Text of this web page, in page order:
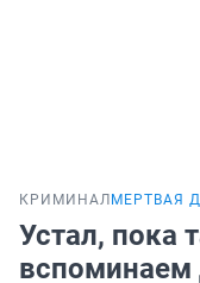
КРИМИНАЛ МЕРТВАЯ
Устал, пока
вспоминаем